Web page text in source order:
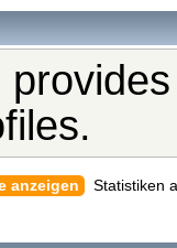
anzeigen Statistiken